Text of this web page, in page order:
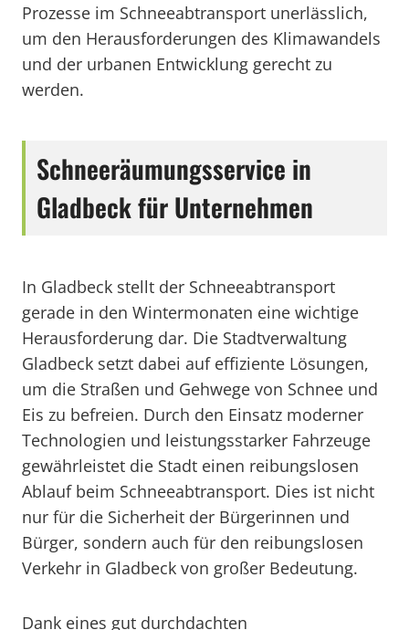
Prozesse im Schneeabtransport unerlässlich,
um den Herausforderungen des Klimawandels
und der urbanen Entwicklung gerecht zu
werden.
Schneeräumungsservice in
Gladbeck für Unternehmen
In Gladbeck stellt der Schneeabtransport
gerade in den Wintermonaten eine wichtige
Herausforderung dar. Die Stadtverwaltung
Gladbeck setzt dabei auf effiziente Lösungen,
um die Straßen und Gehwege von Schnee und
Eis zu befreien. Durch den Einsatz moderner
Technologien und leistungsstarker Fahrzeuge
gewährleistet die Stadt einen reibungslosen
Ablauf beim Schneeabtransport. Dies ist nicht
nur für die Sicherheit der Bürgerinnen und
Bürger, sondern auch für den reibungslosen
Verkehr in Gladbeck von großer Bedeutung.
Dank eines gut durchdachten